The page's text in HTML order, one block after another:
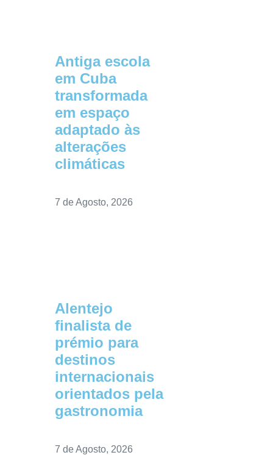
Antiga escola
em Cuba
transformada
em espaço
adaptado às
alterações
climáticas
7 de Agosto, 2026
Alentejo
finalista de
prémio para
destinos
internacionais
orientados pela
gastronomia
7 de Agosto, 2026